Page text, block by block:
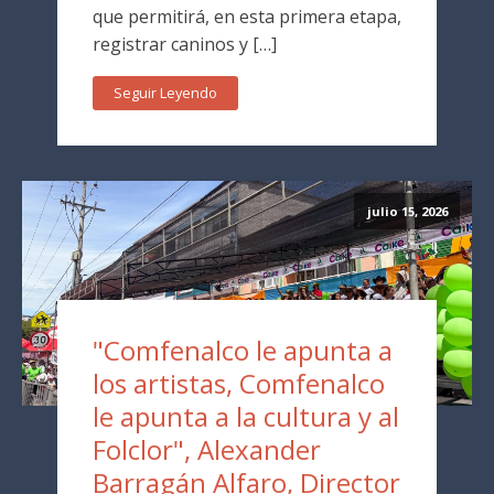
que permitirá, en esta primera etapa,
registrar caninos y […]
Seguir Leyendo
julio 15, 2026
"Comfenalco le apunta a
los artistas, Comfenalco
le apunta a la cultura y al
Folclor", Alexander
Barragán Alfaro, Director